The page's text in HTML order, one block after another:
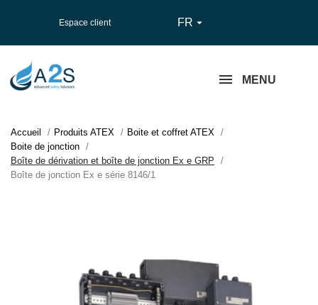
Espace client FR 
MENU
Accueil Produits ATEX
Boite et coffret ATEX
Boite de jonction
Boîte de dérivation et boîte de jonction Ex e GRP
Boîte de jonction Ex e série 8146/1